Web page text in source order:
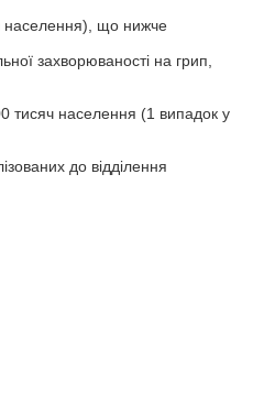
населення), що нижче
захворюваності на грип,
тисяч населення (1 випадок у
до відділення